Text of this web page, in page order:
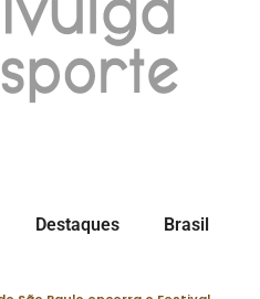
Destaques Brasil